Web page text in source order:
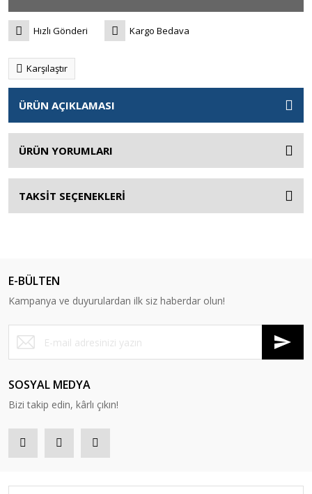
Hızlı Gönderi Kargo Bedava
Karşılaştır
ÜRÜN AÇIKLAMASI
ÜRÜN YORUMLARI
TAKSİT SEÇENEKLERİ
E-BÜLTEN
Kampanya ve duyurulardan ilk siz haberdar olun!
SOSYAL MEDYA
Bizi takip edin, kârlı çıkın!